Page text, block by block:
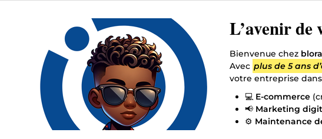
L’avenir de
Bienvenue chez
Avec plus de 5 ans
votre entreprise
💻 E-commerce
📢 Marketing
⚙️ Maintenance